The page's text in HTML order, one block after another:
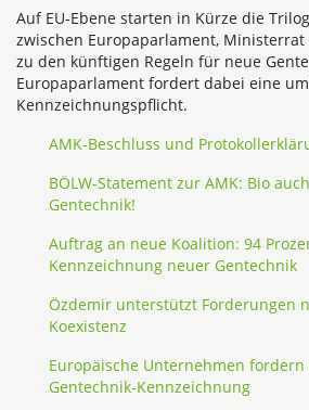
Auf EU-Ebene starten in Kürze die
zwischen Europaparlament, Ministerrat
zu den künftigen Regeln für neue
Europaparlament fordert dabei eine
Kennzeichnungspflicht.
AMK-Beschluss und
BÖLW-Statement zur AMK: Bio
Gentechnik!
Auftrag an neue Koalition: 94
Kennzeichnung neuer Gentechnik
Özdemir unterstützt Forderungen
Koexistenz
Europäische Unternehmen
Gentechnik-Kennzeichnung